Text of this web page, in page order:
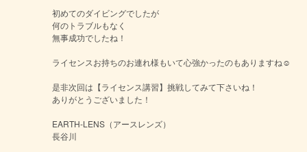
初めてのダイビングでしたが
何のトラブルもなく
無事成功でしたね！
ライセンスお持ちのお連れ様もいて心強かったのもありますね☺︎
是非次回は【ライセンス講習】挑戦してみて下さいね！
ありがとうございました！
EARTH-LENS（アースレンズ）
長谷川